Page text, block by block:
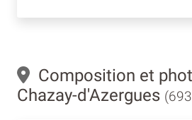
Composition et
Chazay-d'Azergues